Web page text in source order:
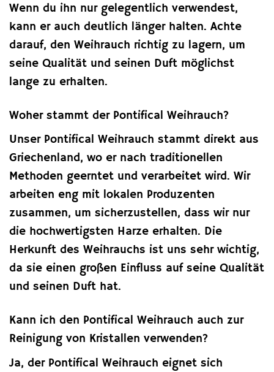
Wenn du ihn nur gelegentlich verwendest,
kann er auch deutlich länger halten. Achte
darauf, den Weihrauch richtig zu lagern, um
seine Qualität und seinen Duft möglichst
lange zu erhalten.
Woher stammt der Pontifical Weihrauch?
Unser Pontifical Weihrauch stammt direkt aus
Griechenland, wo er nach traditionellen
Methoden geerntet und verarbeitet wird. Wir
arbeiten eng mit lokalen Produzenten
zusammen, um sicherzustellen, dass wir nur
die hochwertigsten Harze erhalten. Die
Herkunft des Weihrauchs ist uns sehr wichtig,
da sie einen großen Einfluss auf seine Qualität
und seinen Duft hat.
Kann ich den Pontifical Weihrauch auch zur
Reinigung von Kristallen verwenden?
Ja, der Pontifical Weihrauch eignet sich